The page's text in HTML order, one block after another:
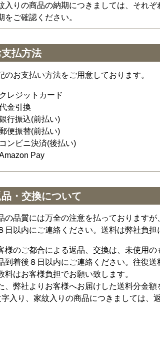
入りの商品の納期につきましては、それぞ
をご確認ください。
払方法
のお支払い方法をご用意しております。
レジットカード
金引換
行振込(前払い)
便振替(前払い)
ンビニ決済(後払い)
Pay
・交換について
の品質には万全の注意を払っております
日以内にご連絡ください。送料は弊社負担
様のご都合による返品、交換は、未使用の
到着後８日以内にご連絡ください。往復
料はお客様負担でお願い致します。
、弊社よりお客様へお届けした送料分金額
入り、家紋入りの商品につきましては、